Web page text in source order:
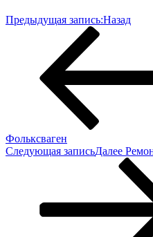
Предыдущая запись:Назад
Фольксваген
Следующая записьДалее